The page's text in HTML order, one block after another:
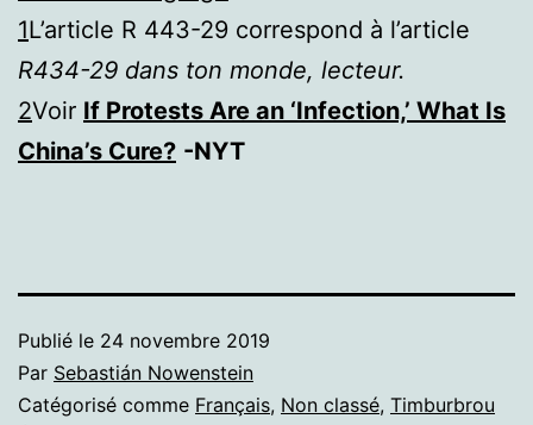
1L’article R 443-29 correspond à l’article
R434-29 dans ton monde, lecteur.
2Voir If Protests Are an ‘Infection,’ What Is
China’s Cure? -NYT
Publié le 24 novembre 2019
Par Sebastián Nowenstein
Catégorisé comme Français, Non classé, Timburbrou